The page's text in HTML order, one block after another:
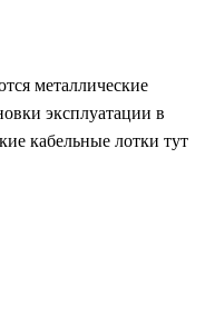
металлические
эксплуатации в
кабельные лотки тут